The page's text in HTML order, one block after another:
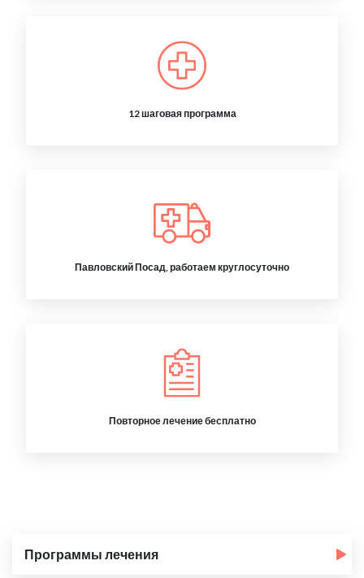
12 шаговая программа
Павловский Посад, работаем круглосуточно
Повторное лечение бесплатно
Программы лечения